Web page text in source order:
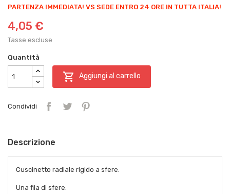
PARTENZA IMMEDIATA! VS SEDE ENTRO 24 ORE IN TUTTA ITALIA!
4,05 €
Tasse escluse
Quantità
 Aggiungi al carrello
Condividi
Descrizione
Cuscinetto radiale rigido a sfere.
Una fila di sfere.